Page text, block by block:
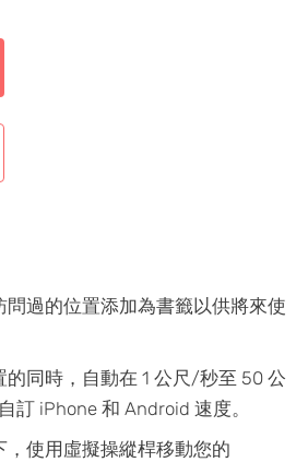
問過的位置添加為書籤以供將來使
的同時，自動在 1 公尺/秒至 50 公
訂 iPhone 和 Android 速度。
，使用虛擬操縱桿移動您的